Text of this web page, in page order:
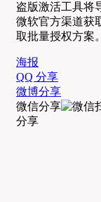
盗版激活工具将
微软官方渠道获
取批量授权方案
海报
QQ 分享
微博分享
微信分享
分享